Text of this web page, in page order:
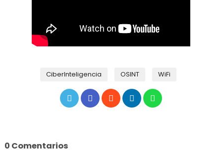
CiberInteligencia OSINT WiFi
0 Comentarios